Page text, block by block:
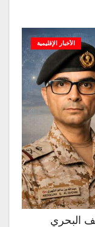
الأخبار الإقليمية
البحري